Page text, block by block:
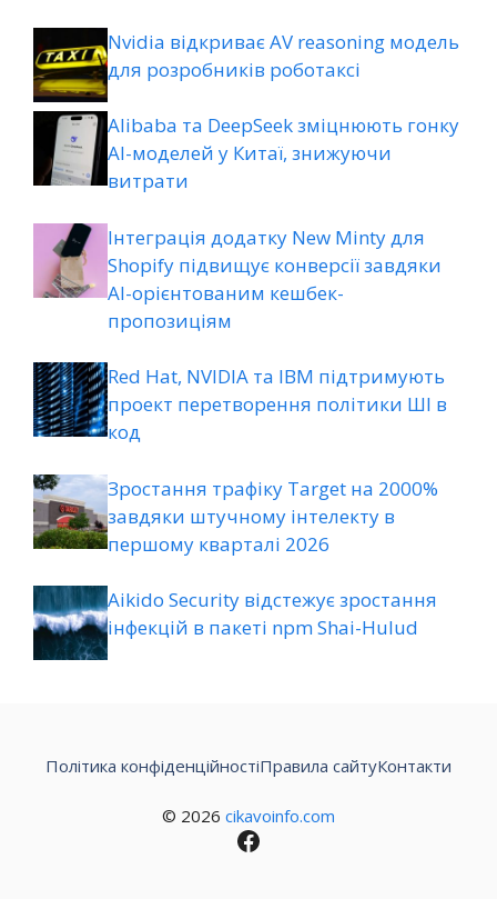
Nvidia відкриває AV reasoning модель
для розробників роботаксі
Alibaba та DeepSeek зміцнюють гонку
AI-моделей у Китаї, знижуючи
витрати
Інтеграція додатку New Minty для
Shopify підвищує конверсії завдяки
AI-орієнтованим кешбек-
пропозиціям
Red Hat, NVIDIA та IBM підтримують
проект перетворення політики ШІ в
код
Зростання трафіку Target на 2000%
завдяки штучному інтелекту в
першому кварталі 2026
Aikido Security відстежує зростання
інфекцій в пакеті npm Shai-Hulud
© 2026 cikavoinfo.com
Політика конфіденційностіПравила сайтуКонтакти
Facebook